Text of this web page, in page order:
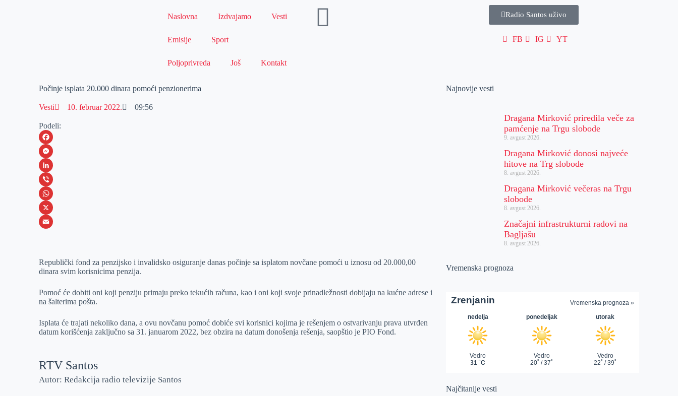
Naslovna Izdvajamo Vesti
Emisije Sport
Poljoprivreda Još Kontakt
Radio Santos uživo
FB IG YT
Počinje isplata 20.000 dinara pomoći penzionerima
Vesti 10. februar 2022. 09:56
Podeli:
F
a
c
e
b
o
M
e
s
s
e
e
L
i
n
k
I
V
i
b
W
h
s
p
p
X
a
l
Republički fond za penzijsko i invalidsko osiguranje danas počinje sa isplatom novčane pomoći u iznosu od 20.000,00
dinara svim korisnicima penzija.
Pomoć će dobiti oni koji penziju primaju preko tekućih računa, kao i oni koji svoje prinadležnosti dobijaju na kućne adrese i
na šalterima pošta.
Isplata će trajati nekoliko dana, a ovu novčanu pomoć dobiće svi korisnici kojima je rešenjem o ostvarivanju prava utvrđen
datum korišćenja zaključno sa 31. januarom 2022, bez obzira na datum donošenja rešenja, saopštio je PIO Fond.
RTV Santos
Autor: Redakcija radio televizije Santos
Najnovije vesti
Dragana Mirković priredila veče za
pamćenje na Trgu slobode
9. avgust 2026.
Dragana Mirković donosi najveće
hitove na Trg slobode
8. avgust 2026.
Dragana Mirković večeras na Trgu
slobode
8. avgust 2026.
Značajni infrastrukturni radovi na
Bagljašu
8. avgust 2026.
Vremenska prognoza
Najčitanije vesti